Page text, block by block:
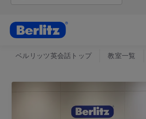
英会話教室と語学スクール | ベルリッツ
ベルリッツ英会話トップ 教室一覧